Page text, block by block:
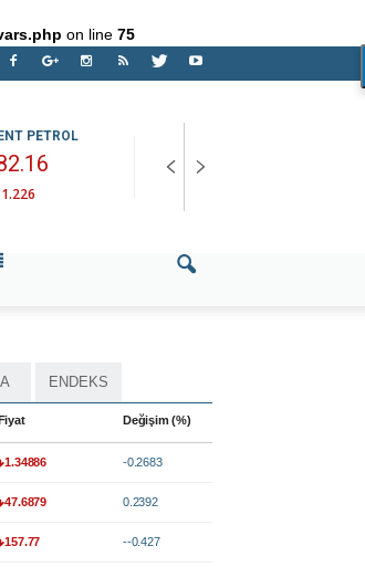
on line 75
PETROL
4341.78
ENDEKS
Değişim (%)
1.34886 -0.2683
47.6879 0.2392
157.77 --0.427